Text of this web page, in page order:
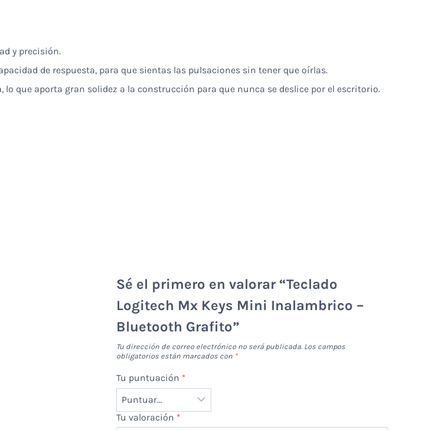
y precisión.
de respuesta, para que sientas las pulsaciones sin tener que oírlas.
lo que aporta gran solidez a la construcción para que nunca se deslice por el escritorio.
Sé el primero en valorar “Teclado
Logitech Mx Keys Mini Inalambrico –
Bluetooth Grafito”
Tu dirección de correo electrónico no será publicada. Los campos
obligatorios están marcados con *
Tu puntuación *
Tu valoración *